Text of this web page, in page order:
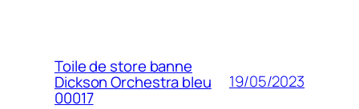
Toile de store banne
Dickson Orchestra bleu
00017
19/05/2023